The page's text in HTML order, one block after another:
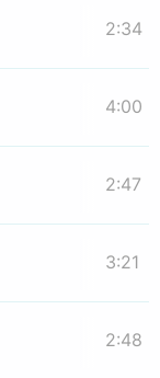
2:34
4:00
2:47
3:21
2:48